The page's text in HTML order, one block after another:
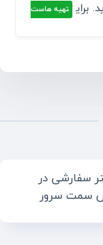
برای
تهیه هاست
سفارشی در